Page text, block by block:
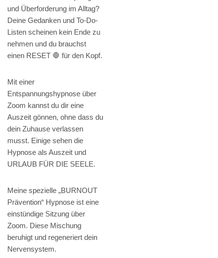
und Überforderung im Alltag?
Deine Gedanken und To-Do-
Listen scheinen kein Ende zu
nehmen und du brauchst
einen RESET 🛑 für den Kopf.
Mit einer
Entspannungshypnose über
Zoom kannst du dir eine
Auszeit gönnen, ohne dass du
dein Zuhause verlassen
musst. Einige sehen die
Hypnose als Auszeit und
URLAUB FÜR DIE SEELE.
Meine spezielle „BURNOUT
Prävention“ Hypnose ist eine
einstündige Sitzung über
Zoom. Diese Mischung
beruhigt und regeneriert dein
Nervensystem.